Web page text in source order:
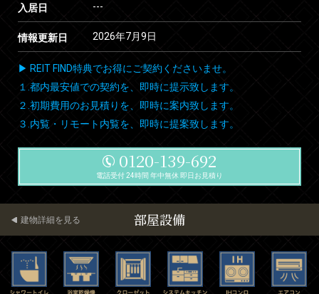
入居日 ---
情報更新日 2026年7月9日
▶ REIT FIND特典でお得にご契約くださいませ。
１.都内最安値での契約を、即時に提示致します。
２.初期費用のお見積りを、即時に案内致します。
３.内覧・リモート内覧を、即時に提案致します。
0120-139-692
電話受付 24時間 年中無休 即日お見積り
部屋設備
建物詳細を見る